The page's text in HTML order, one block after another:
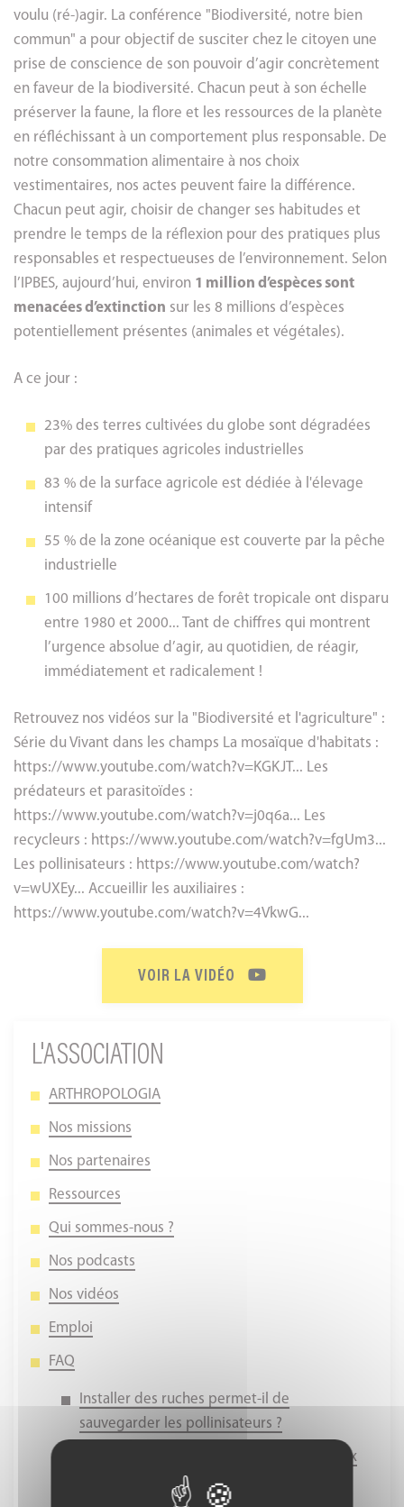
voulu (ré-)agir. La conférence "Biodiversité, notre bien
commun" a pour objectif de susciter chez le citoyen une
prise de conscience de son pouvoir d’agir concrètement
en faveur de la biodiversité. Chacun peut à son échelle
préserver la faune, la flore et les ressources de la planète
en réfléchissant à un comportement plus responsable. De
notre consommation alimentaire à nos choix
vestimentaires, nos actes peuvent faire la différence.
Chacun peut agir, choisir de changer ses habitudes et
prendre le temps de la réflexion pour des pratiques plus
responsables et respectueuses de l’environnement. Selon
l’IPBES, aujourd’hui, environ 1 million d’espèces sont
menacées d’extinction sur les 8 millions d’espèces
potentiellement présentes (animales et végétales).
A ce jour :
23% des terres cultivées du globe sont dégradées
par des pratiques agricoles industrielles
83 % de la surface agricole est dédiée à l'élevage
intensif
55 % de la zone océanique est couverte par la pêche
industrielle
100 millions d’hectares de forêt tropicale ont disparu
entre 1980 et 2000... Tant de chiffres qui montrent
l’urgence absolue d’agir, au quotidien, de réagir,
immédiatement et radicalement !
Retrouvez nos vidéos sur la "Biodiversité et l'agriculture" :
Série du Vivant dans les champs La mosaïque d'habitats :
https://www.youtube.com/watch?v=KGKJT... Les
prédateurs et parasitoïdes :
https://www.youtube.com/watch?v=j0q6a... Les
recycleurs : https://www.youtube.com/watch?v=fgUm3...
Les pollinisateurs : https://www.youtube.com/watch?
v=wUXEy... Accueillir les auxiliaires :
https://www.youtube.com/watch?v=4VkwG...
VOIR LA VIDÉO
L'ASSOCIATION
ARTHROPOLOGIA
Nos missions
Nos partenaires
Ressources
Qui sommes-nous ?
Nos podcasts
Nos vidéos
Emploi
FAQ
Installer des ruches permet-il de
sauvegarder les pollinisateurs ?
Faut-il conserver le lierre ? Est-il dangereux
pour les arbres ?